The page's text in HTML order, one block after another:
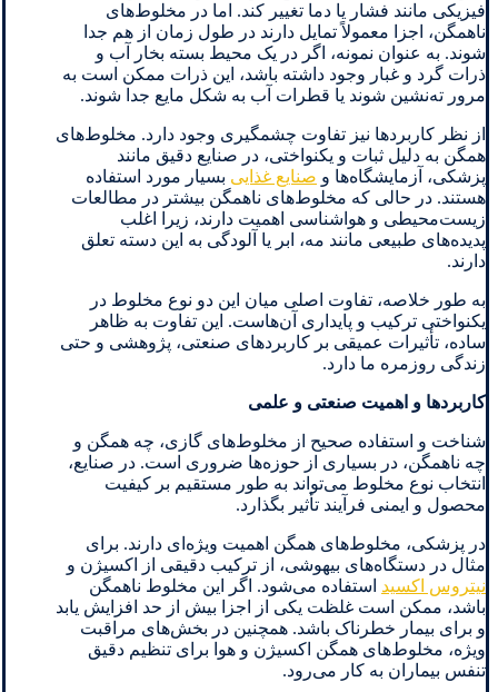
فیزیکی مانند فشار یا دما تغییر کند. اما در مخلوط‌های
ناهمگن، اجزا معمولاً تمایل دارند در طول زمان از هم جدا
شوند. به عنوان نمونه، اگر در یک محیط بسته بخار آب و
ذرات گرد و غبار وجود داشته باشد، این ذرات ممکن است به
مرور ته‌نشین شوند یا قطرات آب به شکل مایع جدا شوند.
از نظر کاربردها نیز تفاوت چشمگیری وجود دارد. مخلوط‌های
همگن به دلیل ثبات و یکنواختی، در صنایع دقیق مانند
پزشکی، آزمایشگاه‌ها و صنایع غذایی بسیار مورد استفاده
هستند. در حالی که مخلوط‌های ناهمگن بیشتر در مطالعات
زیست‌محیطی و هواشناسی اهمیت دارند، زیرا اغلب
پدیده‌های طبیعی مانند مه، ابر یا آلودگی به این دسته تعلق
دارند.
به طور خلاصه، تفاوت اصلی میان این دو نوع مخلوط در
یکنواختی ترکیب و پایداری آن‌هاست. این تفاوت به ظاهر
ساده، تأثیرات عمیقی بر کاربردهای صنعتی، پژوهشی و حتی
زندگی روزمره ما دارد.
کاربردها و اهمیت صنعتی و علمی
شناخت و استفاده صحیح از مخلوط‌های گازی، چه همگن و
چه ناهمگن، در بسیاری از حوزه‌ها ضروری است. در صنایع،
انتخاب نوع مخلوط می‌تواند به طور مستقیم بر کیفیت
محصول و ایمنی فرآیند تأثیر بگذارد.
در پزشکی، مخلوط‌های همگن اهمیت ویژه‌ای دارند. برای
مثال در دستگاه‌های بیهوشی، از ترکیب دقیقی از اکسیژن و
نیتروس اکسید استفاده می‌شود. اگر این مخلوط ناهمگن
باشد، ممکن است غلظت یکی از اجزا بیش از حد افزایش یابد
و برای بیمار خطرناک باشد. همچنین در بخش‌های مراقبت
ویژه، مخلوط‌های همگن اکسیژن و هوا برای تنظیم دقیق
تنفس بیماران به کار می‌رود.